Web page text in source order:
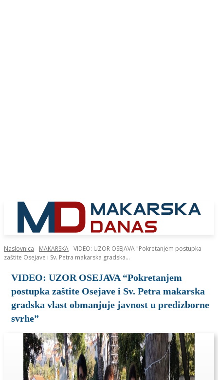
Naslovnica MAKARSKA VIDEO: UZOR OSEJAVA "Pokretanjem postupka
zaštite Osejave i Sv. Petra makarska gradska...
VIDEO: UZOR OSEJAVA “Pokretanjem
postupka zaštite Osejave i Sv. Petra makarska
gradska vlast obmanjuje javnost u predizborne
svrhe”